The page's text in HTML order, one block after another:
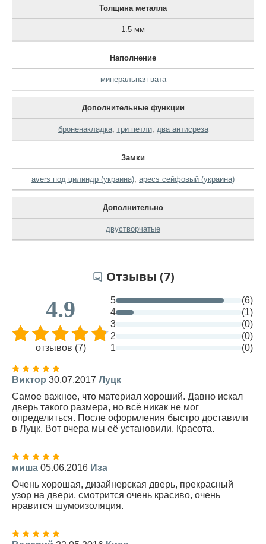
Толщина металла
1.5 мм
Наполнение
минеральная вата
Дополнительные функции
броненакладка, три петли, два антисреза
Замки
avers под цилиндр (украина), apecs сейфовый (украина)
Дополнительно
двустворчатые
Отзывы (7)
4.9
отзывов (7)
5
(6)
4
(1)
3
(0)
2
(0)
1
(0)
Виктор 30.07.2017 Луцк
Самое важное, что материал хороший. Давно искал
дверь такого размера, но всё никак не мог
определиться. После оформления быстро доставили
в Луцк. Вот вчера мы её установили. Красота.
миша 05.06.2016 Иза
Очень хорошая, дизайнерская дверь, прекрасный
узор на двери, смотрится очень красиво, очень
нравится шумоизоляция.